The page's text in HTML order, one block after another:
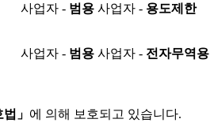
사업자 - 범용 사업자 - 용도제한
사업자 - 범용 사업자 - 전자무역용
」 에 의해 보호되고 있습니다.